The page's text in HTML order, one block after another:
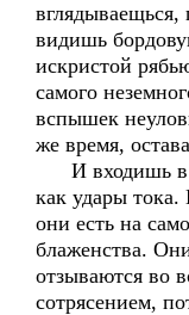
вглядываещься,
видишь
искристой
самого
вспышек
же время,
И входишь в
как удары тока.
они есть на
блаженства.
отзываются во
сотрясением,